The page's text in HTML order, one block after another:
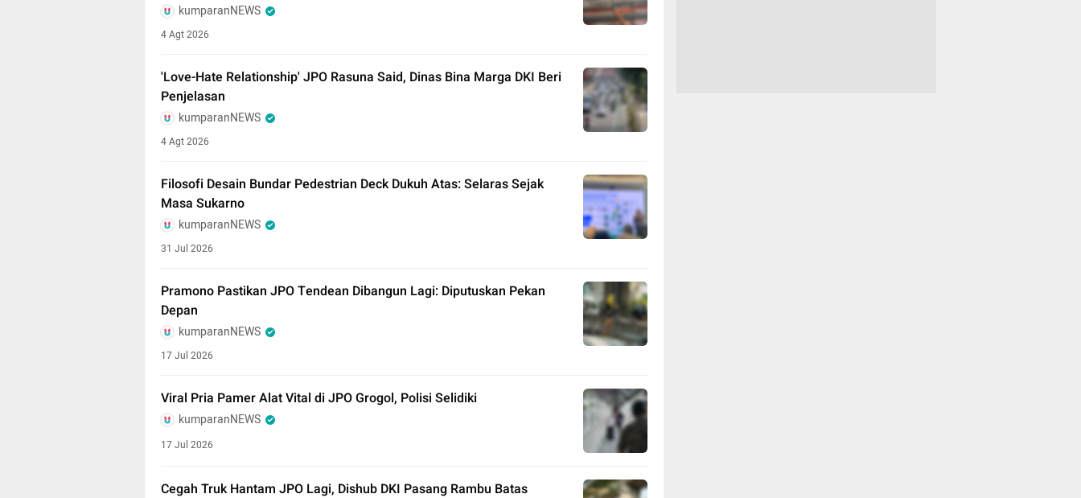
kumparanNEWS
4 Agt 2026
'Love-Hate Relationship' JPO Rasuna Said, Dinas Bina Marga DKI Beri
Penjelasan
kumparanNEWS
4 Agt 2026
Filosofi Desain Bundar Pedestrian Deck Dukuh Atas: Selaras Sejak
Masa Sukarno
kumparanNEWS
31 Jul 2026
Pramono Pastikan JPO Tendean Dibangun Lagi: Diputuskan Pekan
Depan
kumparanNEWS
17 Jul 2026
Viral Pria Pamer Alat Vital di JPO Grogol, Polisi Selidiki
kumparanNEWS
17 Jul 2026
Cegah Truk Hantam JPO Lagi, Dishub DKI Pasang Rambu Batas